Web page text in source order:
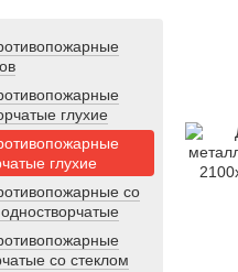
глухие
глухие
со
со стеклом